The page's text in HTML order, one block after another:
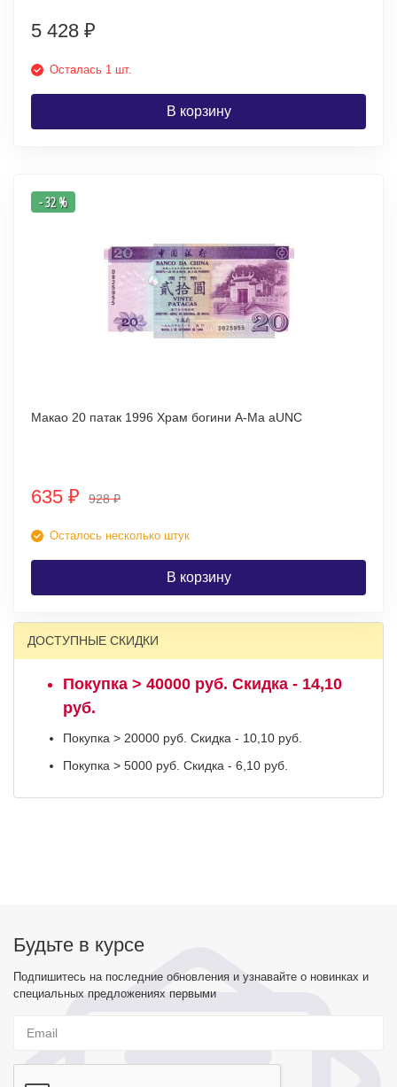
5 428 ₽
Осталась 1 шт.
В корзину
- 32 %
Макао 20 патак 1996 Храм богини А-Ма аUNC
635 ₽ 928₽
Осталось несколько штук
В корзину
ДОСТУПНЫЕ СКИДКИ
Покупка > 40000 руб. Скидка - 14,10
руб.
Покупка > 20000 руб. Скидка - 10,10 руб.
Покупка > 5000 руб. Скидка - 6,10 руб.
Будьте в курсе
Подпишитесь на последние обновления и узнавайте о новинках и
специальных предложениях первыми